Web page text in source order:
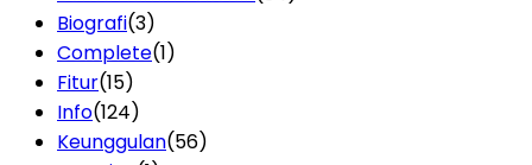
Biografi(3)
Complete(1)
Fitur(15)
Info(124)
Keunggulan(56)